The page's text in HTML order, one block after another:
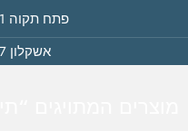
פתח תקוה
אשקלון
מוצרים המתויגים